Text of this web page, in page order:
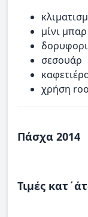
μίνι μπαρ
σεσουάρ
χρήση
Πάσχα 2014
Τιμές